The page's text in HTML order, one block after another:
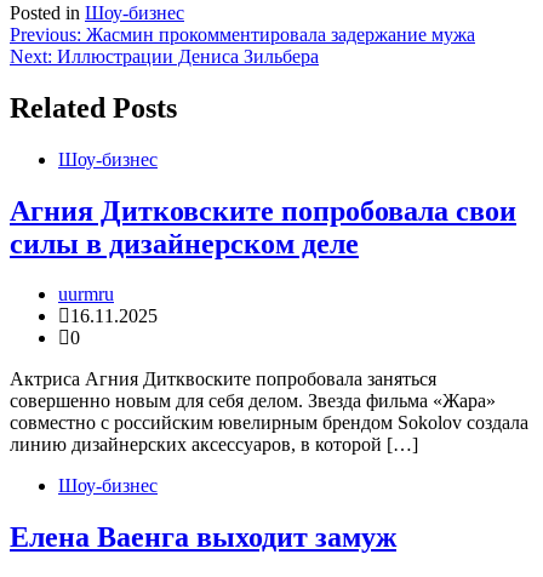
Posted in Шоу-бизнес
Навигация
по
записям
Previous: Жасмин прокомментировала задержание мужа
Next: Иллюстрации Дениса Зильбера
Related Posts
Шоу-бизнес
Агния Дитковските попробовала свои
силы в дизайнерском деле
uurmru
16.11.2025
0
Актриса Агния Дитквоските попробовала заняться
совершенно новым для себя делом. Звезда фильма «Жара»
совместно с российским ювелирным брендом Sokolov создала
линию дизайнерских аксессуаров, в которой […]
Шоу-бизнес
Елена Ваенга выходит замуж